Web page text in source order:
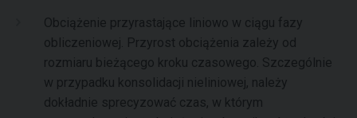
Obciążenie przyrastające liniowo w ciągu fazy
obliczeniowej. Przyrost obciążenia zależy od
rozmiaru bieżącego kroku czasowego. Szczególnie
w przypadku konsolidacji nieliniowej, należy
dokładnie sprecyzować czas, w którym